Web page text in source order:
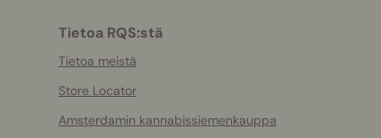
Tietoa RQS:stä
Tietoa meistä
Store Locator
Amsterdamin kannabissiemenkauppa